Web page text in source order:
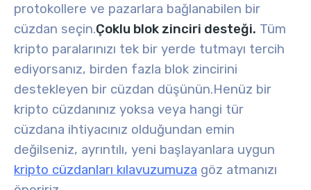
protokollere ve pazarlara bağlanabilen bir
cüzdan seçin.Çoklu blok zinciri desteği. Tüm
kripto paralarınızı tek bir yerde tutmayı tercih
ediyorsanız, birden fazla blok zincirini
destekleyen bir cüzdan düşünün.Henüz bir
kripto cüzdanınız yoksa veya hangi tür
cüzdana ihtiyacınız olduğundan emin
değilseniz, ayrıntılı, yeni başlayanlara uygun
kripto cüzdanları kılavuzumuza göz atmanızı